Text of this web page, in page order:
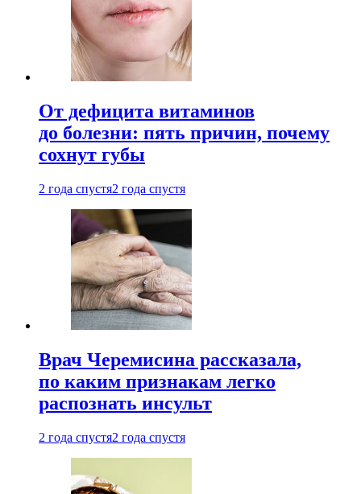
От дефицита витаминов
до болезни: пять причин, почему
сохнут губы
2 года спустя2 года спустя
Врач Черемисина рассказала,
по каким признакам легко
распознать инсульт
2 года спустя2 года спустя